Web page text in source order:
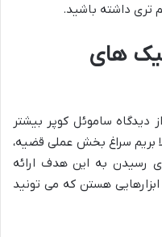
تری داشته باشید.
های
دیدگاه ساموئل کوپر بیشتر
بریم سراغ بخش عملی قضیه،
رسیدن به این هدف ارائه
هستن که می تونید